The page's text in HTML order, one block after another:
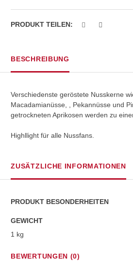
PRODUKT TEILEN:
BESCHREIBUNG
Verschiedenste geröstete Nusskerne
Macadamianüsse, , Pekannüsse und
getrockneten Aprikosen werden zu
Highllight für alle Nussfans.
ZUSÄTZLICHE INFORMATIONEN
PRODUKT BESONDERHEITEN
GEWICHT
1 kg
BEWERTUNGEN (0)